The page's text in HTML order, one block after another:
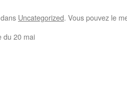
Uncategorized. Vous pouvez le
du 20 mai